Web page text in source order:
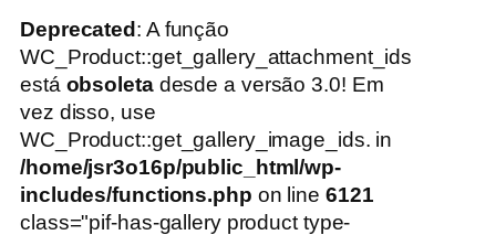
Deprecated : A função
WC_Product::get_gallery_attachment_ids
está obsoletadesde a versão 3.0! Em
vez disso, use
WC_Product::get_gallery_image_ids. in
/home/jsr3o16p/public_html/wp-
includes/functions.php on line 6121
class="pif-has-gallery product type-